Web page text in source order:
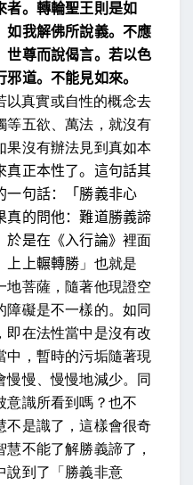
者。轉輪聖王則 是如
如我解佛所說義。不應
世尊而說偈言。若以色
邪道。不能見如來。
以真實或自性的概念去
等五欲、萬法，就沒有
果沒有辦法見到真如本
真正本性了。這句話其
一句話：「勝義非心
真的問他：難道勝義諦
於是在《入行論》裡面
上上輾轉勝 」也就是
地菩薩，隨著他現證空
障礙是不一樣的。如同
即在法性當中是沒有改
中，暫時的污垢隨著現
慢慢、慢慢地減少。同
意識所看到嗎？也不
不是識了，這樣會很奇
不能了解勝義諦了，
說到了「勝義非意